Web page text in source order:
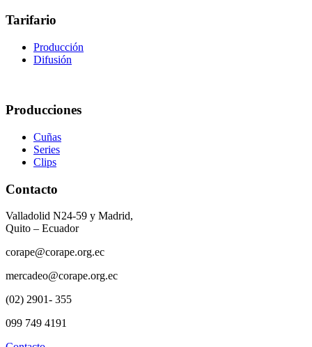
Tarifario
Producción
Difusión
Producciones
Cuñas
Series
Clips
Contacto
Valladolid N24-59 y Madrid,
Quito – Ecuador
corape@corape.org.ec
mercadeo@corape.org.ec
(02) 2901- 355
099 749 4191